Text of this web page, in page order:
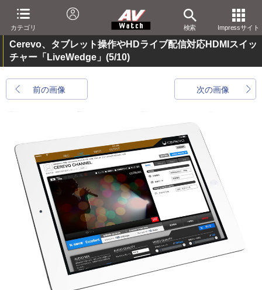
カテゴリ 検索 Impressサイト
Cerevo、タブレット操作やHDライブ配信対応HDMIスイッ
チャー「LiveWedge」 (5/10)
前の画像 次の画像